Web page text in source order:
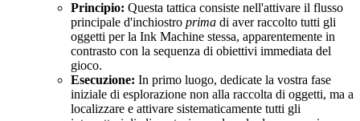
Principio: Questa tattica consiste nell'attivare il flusso
principale d'inchiostro prima di aver raccolto tutti gli
oggetti per la Ink Machine stessa, apparentemente in
contrasto con la sequenza di obiettivi immediata del
gioco.
Esecuzione: In primo luogo, dedicate la vostra fase
iniziale di esplorazione non alla raccolta di oggetti, ma a
localizzare e attivare sistematicamente tutti gli